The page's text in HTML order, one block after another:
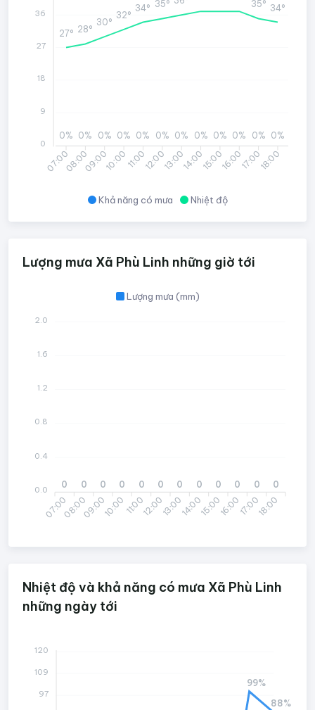
Khả năng có mưa Nhiệt độ
07:0008:0009:0010:0011:0012:0013:0014:0015:0016:0017:0018:00
0% 0% 0% 0% 0% 0% 0% 0% 0% 0% 0% 0%
27° 28°
30°
32°
34° 35° 35° 34°
36
27
18
9
0
Lượng mưa Xã Phù Linh những giờ tới
Lượng mưa (mm)
07:0008:0009:0010:0011:0012:0013:0014:0015:0016:0017:0018:00
0 0 0 0 0 0 0 0 0 0 0 0
2.0
1.6
1.2
0.8
0.4
0.0
Nhiệt độ và khả năng có mưa Xã Phù Linh
những ngày tới
99%
88%
120
109
97